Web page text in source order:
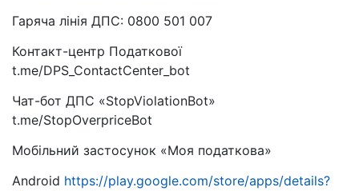
Гаряча лінія ДПС: 0800 501 007
Контакт-центр Податкової
t.me/DPS_ContactCenter_bot
Чат-бот ДПС «StopViolationBot»
t.me/StopOverpriceBot
Мобільний застосунок «Моя податкова»
Android https://play.google.com/store/apps/details?